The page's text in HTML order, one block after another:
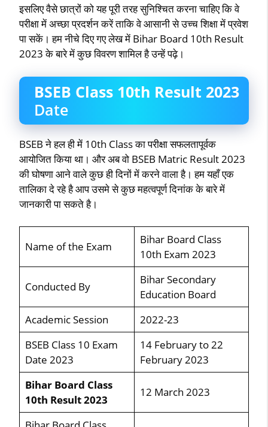
इसलिए वैसे छात्रों को यह पूरी तरह सुनिश्चित करना चाहिए कि वे
परीक्षा में अच्छा प्रदर्शन करें ताकि वे आसानी से उच्च शिक्षा में प्रवेश
पा सकें। हम नीचे दिए गए लेख में Bihar Board 10th Result
2023 के बारे में कुछ विवरण शामिल है उन्हें पढ़े।
BSEB Class 10th Result 2023
Date
BSEB ने हल ही में 10th Class का परीक्षा सफलतापूर्वक
आयोजित किया था। और अब वो BSEB Matric Result 2023
की घोषणा आने वाले कुछ ही दिनों में करने वाला है। हम यहाँ एक
तालिका दे रहे है आप उसमे से कुछ महत्वपूर्ण दिनांक के बारे में
जानकारी पा सकते है।
Name of the Exam
Bihar Board Class
10th Exam 2023
Conducted By
Bihar Secondary
Education Board
Academic Session
2022-23
BSEB Class 10 Exam
Date 2023
14 February to 22
February 2023
Bihar Board Class
10th Result 2023
12 March 2023